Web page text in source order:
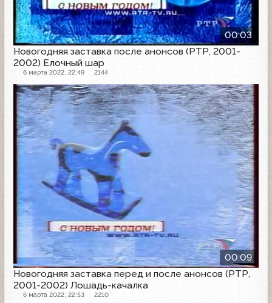
00:03
Новогодняя заставка после анонсов (РТР, 2001-
2002) Елочный шар
6 марта 2022, 22:49 2144
00:09
Новогодняя заставка перед и после анонсов (РТР,
2001-2002) Лошадь-качалка
6 марта 2022, 22:53 2210
Заставка анонсов